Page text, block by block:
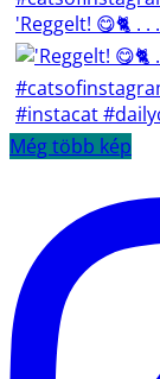
'Reggelt! 😋🐈 .
Még több kép